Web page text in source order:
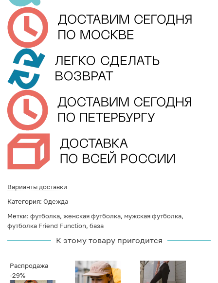
Варианты доставки
Категория: Одежда
Метки: футболка, женская футболка, мужская футболка,
футболка Friend Function, база
К этому товару пригодится
Распродажа
-29%